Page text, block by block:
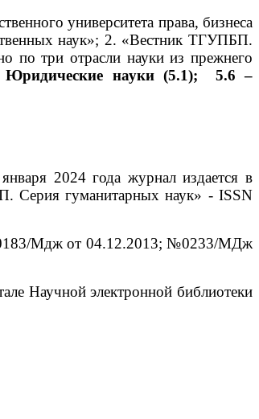
университета права, бизнеса
наук»; 2. «Вестник ТГУПБП.
три отрасли науки из прежнего
Юридические науки(5.1); 5.6 –
2024 года журнал издается в
Серия гуманитарных наук» - ISSN
№0183/Мдж от 04.12.2013; №0233/МДж
Научной электронной библиотеки